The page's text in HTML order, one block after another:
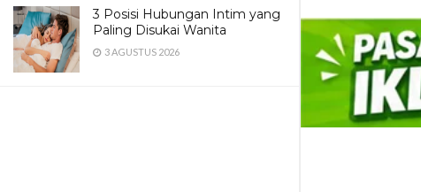
3 Posisi Hubungan Intim yang
Paling Disukai Wanita
3 AGUSTUS 2026